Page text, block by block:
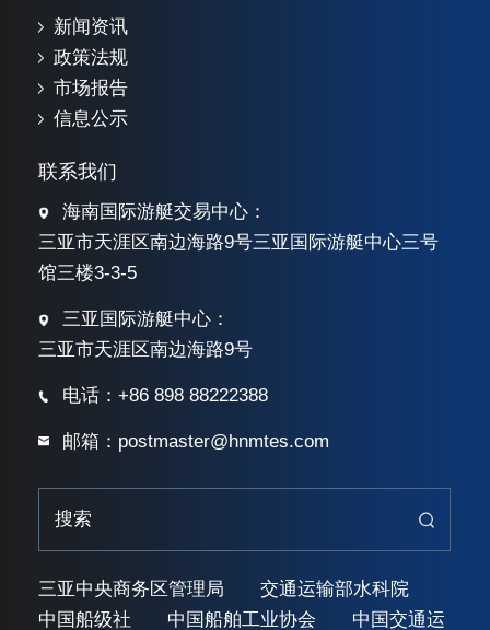
新闻资讯
政策法规
市场报告
信息公示
联系我们
海南国际游艇交易中心：
三亚市天涯区南边海路9号三亚国际游艇中心三号
馆三楼3-3-5
三亚国际游艇中心：
三亚市天涯区南边海路9号
电话：+86 898 88222388
邮箱：postmaster@hnmtes.com
三亚中央商务区管理局
交通运输部水科院
中国船级社
中国船舶工业协会 中国交通运